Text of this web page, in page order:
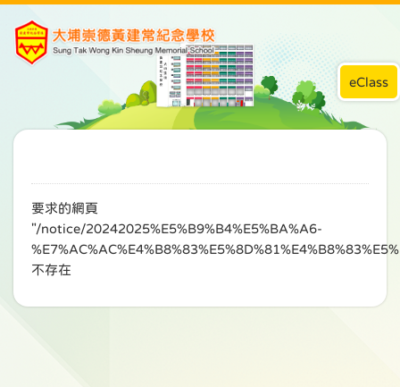
eClass
要求的網頁
"/notice/20242025%E5%B9%B4%E5%BA%A6-
不存在